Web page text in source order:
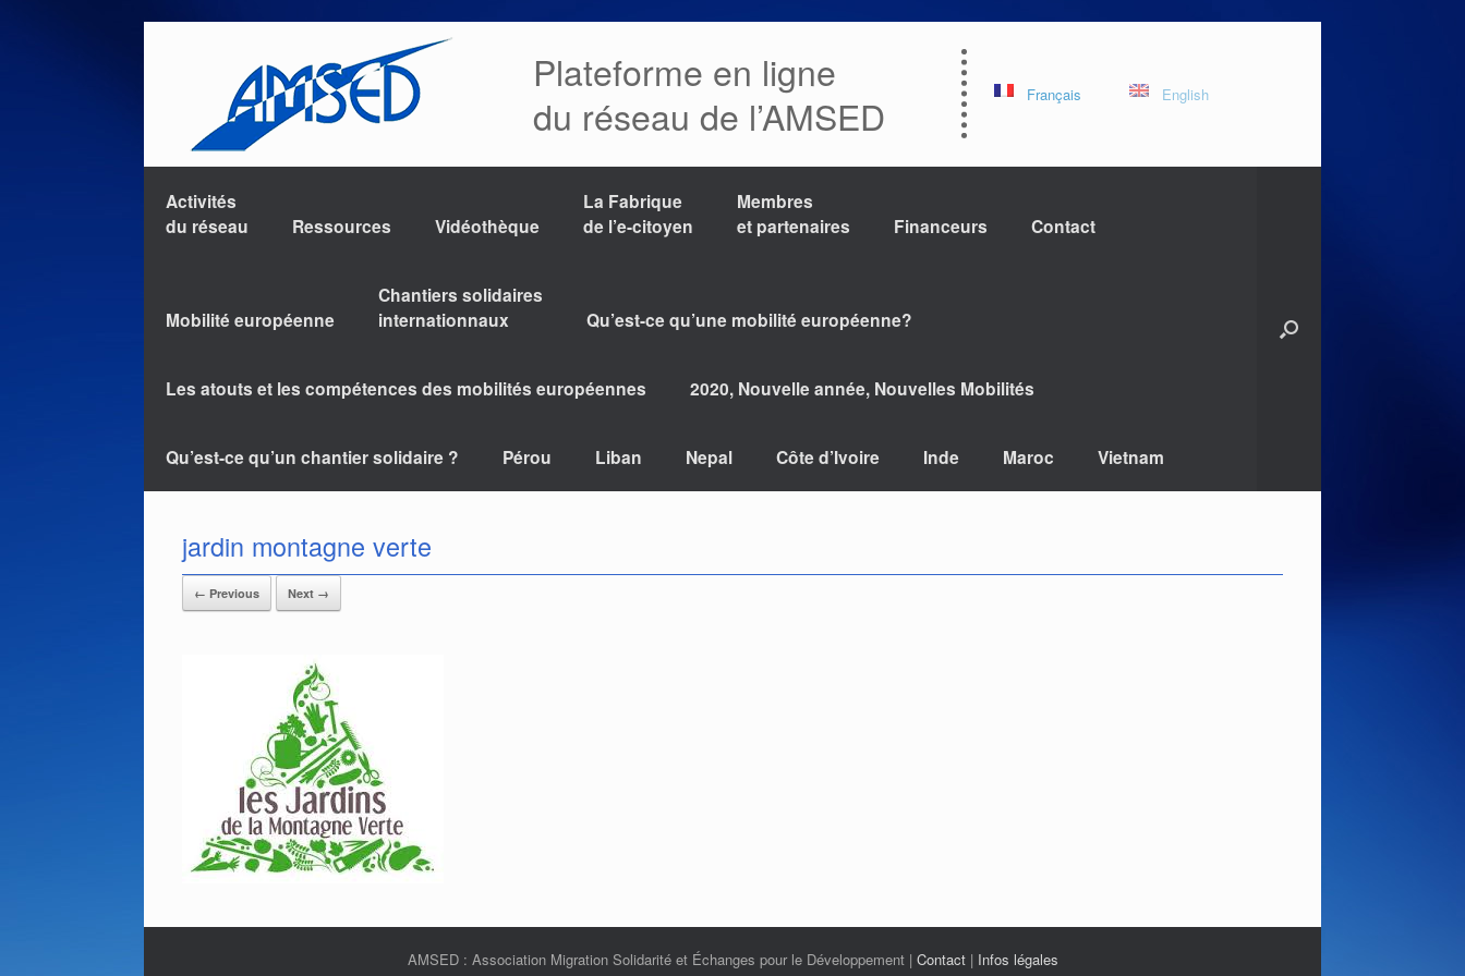
Plateforme en ligne
du réseau de l’AMSED
Français English
Activités
du réseau
Ressources Vidéothèque
La Fabrique
de l’e-citoyen
Membres
et partenaires
Financeurs Contact
Mobilité européenne
Chantiers solidaires
internationnaux
Qu’est-ce qu’une mobilité européenne?
Les atouts et les compétences des mobilités européennes 2020, Nouvelle année, Nouvelles Mobilités
Qu’est-ce qu’un chantier solidaire ? Pérou Liban Nepal Côte d’Ivoire Inde Maroc Vietnam
jardin montagne verte
← Previous Next →
AMSED : Association Migration Solidarité et Échanges pour le Développement | Contact| Infos légales